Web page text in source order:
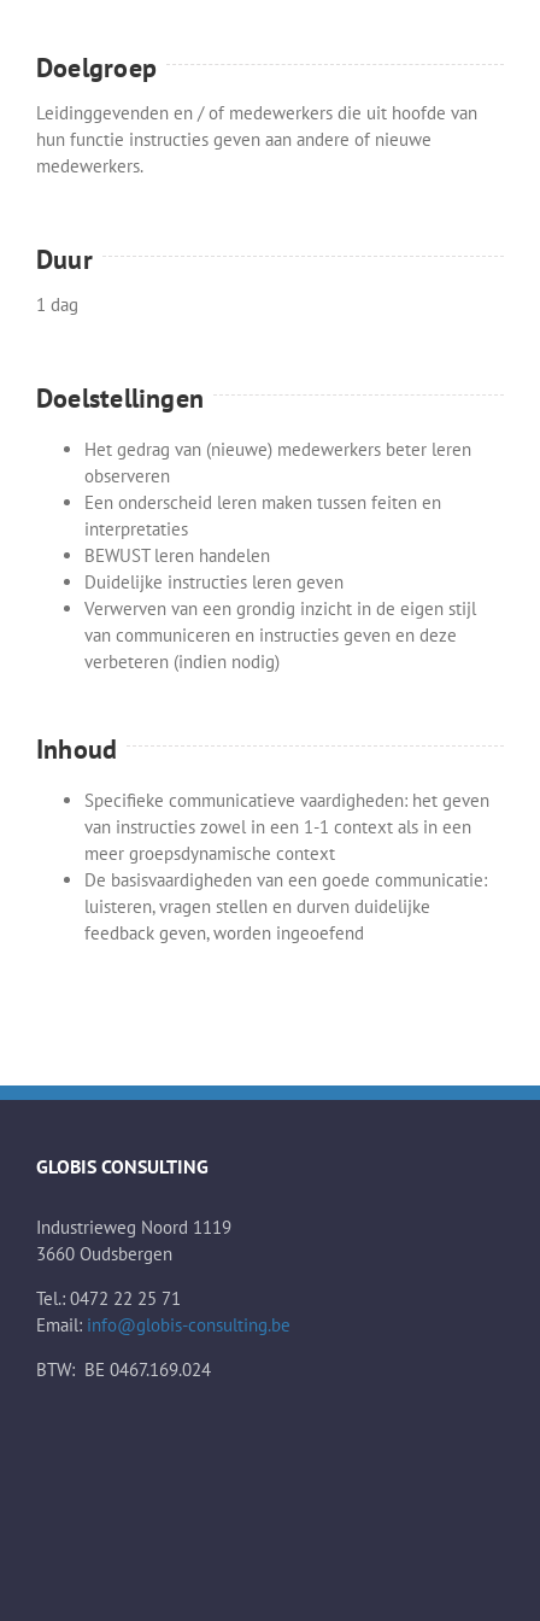
Doelgroep
Leidinggevenden en / of medewerkers die uit hoofde van
hun functie instructies geven aan andere of nieuwe
medewerkers.
Duur
1 dag
Doelstellingen
Het gedrag van (nieuwe) medewerkers beter leren
observeren
Een onderscheid leren maken tussen feiten en
interpretaties
BEWUST leren handelen
Duidelijke instructies leren geven
Verwerven van een grondig inzicht in de eigen stijl
van communiceren en instructies geven en deze
verbeteren (indien nodig)
Inhoud
Specifieke communicatieve vaardigheden: het geven
van instructies zowel in een 1-1 context als in een
meer groepsdynamische context
De basisvaardigheden van een goede communicatie:
luisteren, vragen stellen en durven duidelijke
feedback geven, worden ingeoefend
GLOBIS CONSULTING
Industrieweg Noord 1119
3660 Oudsbergen
Tel.: 0472 22 25 71
Email: info@globis-consulting.be
BTW: BE 0467.169.024